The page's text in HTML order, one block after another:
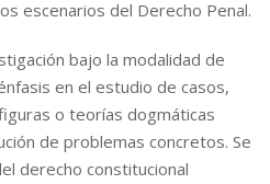
escenarios del Derecho Penal.
bajo la modalidad de
en el estudio de casos,
o teorías dogmáticas
de problemas concretos. Se
derecho constitucional